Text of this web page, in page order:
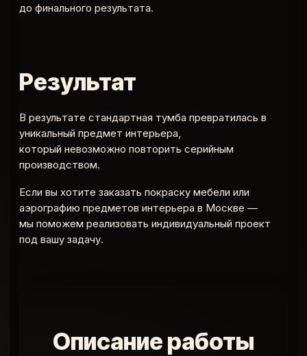
до финального результата.
Результат
В результате стандартная тумба превратилась в
уникальный предмет интерьера,
который невозможно повторить серийным
производством.
Если вы хотите заказать покраску мебели или
аэрографию предметов интерьера в Москве —
мы поможем реализовать индивидуальный проект
под вашу задачу.
Описание работы